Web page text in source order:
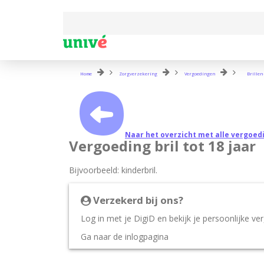
Home Zorgverzekering Vergoedingen Brillen
Naar het overzicht met alle
Vergoeding bril tot 18 jaar
Bijvoorbeeld: kinderbril.
Verzekerd bij ons?
Log in met je DigiD en bekijk je persoonlijke
Ga naar de inlogpagina